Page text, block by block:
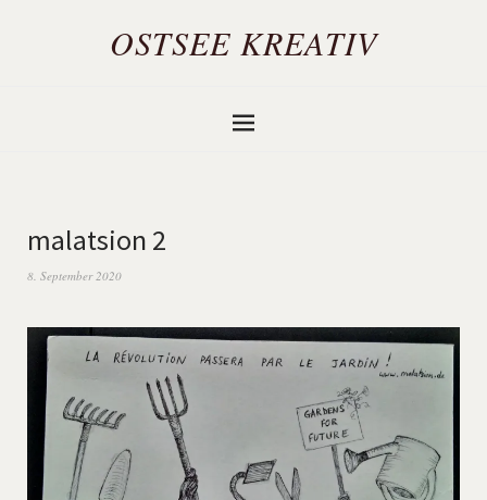
OSTSEE KREATIV
malatsion 2
8. September 2020